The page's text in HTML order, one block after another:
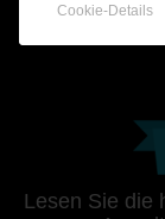
Lesen Sie die
Cookie-Details